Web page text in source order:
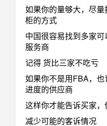
如果你的量够大，尽
柜的方式
中国很容易找到多家
服务商
记得 货比三家不吃亏
如果你不是用FBA，
进度的供应商
这样你才能告诉买家
减少可能的客诉情况